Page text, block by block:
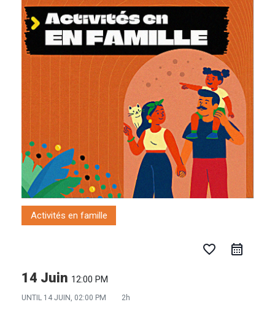
contenu
Activités en famille
favorite_border
14 Juin 12:00 PM
UNTIL 14 JUIN, 02:00 PM 2h